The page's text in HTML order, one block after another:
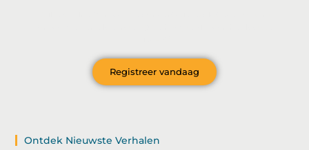
Registreer vandaag
Ontdek Nieuwste Verhalen